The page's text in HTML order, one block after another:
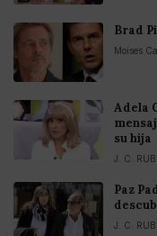
Brad
Moises
Adela
su hija
J. C.
Paz
J. C.